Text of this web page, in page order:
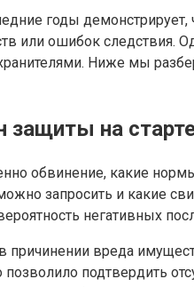
годы
или ошибок следствия.
Ниже мы
защиты на
обвинение, какие
запросить и какие
негативных
причинении вреда
подтвердить